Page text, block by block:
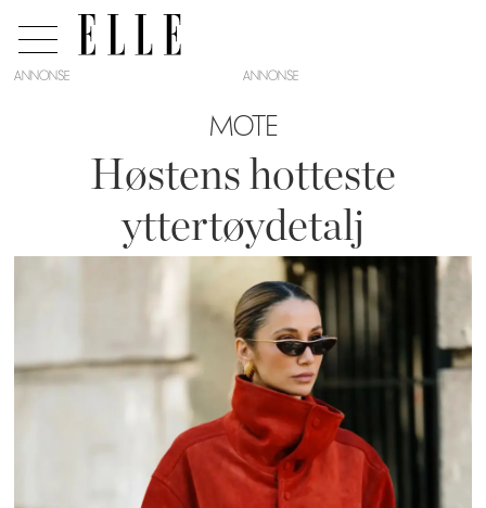
ANNONSE
MOTE
Høstens hotteste
yttertøydetalj